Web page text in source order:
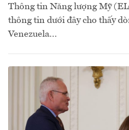
Thông tin Năng lượng Mỹ
thông tin dưới đây cho thấy
Venezuela...